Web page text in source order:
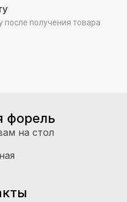
после получения товара
форель
на стол